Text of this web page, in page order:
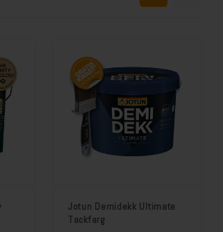
Jotun Demidekk Ultimate
Tackfarg